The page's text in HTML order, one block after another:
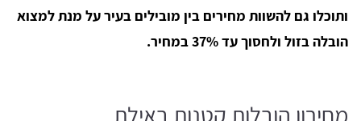
ותוכלו גם להשוות מחירים בין מובילים בעיר על מנת למצוא
הובלה בזול ולחסוך עד 37% במחיר.
מחירון הובלות קטנות באילת